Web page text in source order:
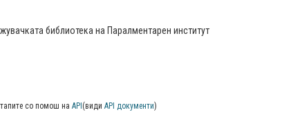
библиотека на Паралментарен институт
со помош на API (види API документи)